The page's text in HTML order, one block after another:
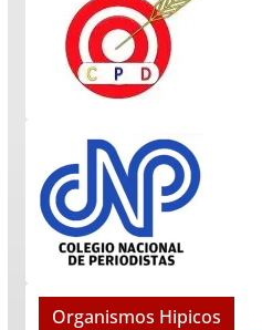
Organismos Hipicos